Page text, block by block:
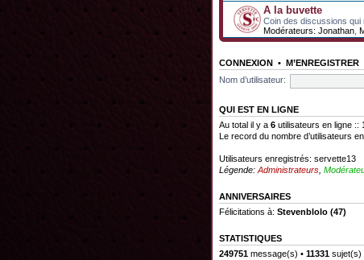
A la buvette
Coin des discussions qui
Modérateurs: Jonathan
CONNEXION • M’ENREGISTRER
Nom d’utilisateur:
QUI EST EN LIGNE
Au total il y a 6 utilisateurs en ligne ::
Le record du nombre d’utilisateurs
Utilisateurs enregistrés: servette13
Légende: Administrateurs
ANNIVERSAIRES
Félicitations à: Stevenblolo (47)
STATISTIQUES
249751 message(s) • 11331 sujet(s)